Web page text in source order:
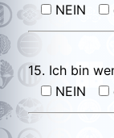
NEIN
15. Ich bin
NEIN